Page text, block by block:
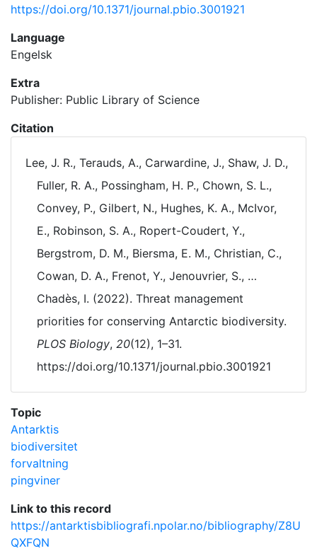
https://doi.org/10.1371/journal.pbio.3001921
Language
Engelsk
Extra
Publisher: Public Library of Science
Citation
Lee, J. R., Terauds, A., Carwardine, J., Shaw, J. D.,
Fuller, R. A., Possingham, H. P., Chown, S. L.,
Convey, P., Gilbert, N., Hughes, K. A., McIvor,
E., Robinson, S. A., Ropert-Coudert, Y.,
Bergstrom, D. M., Biersma, E. M., Christian, C.,
Cowan, D. A., Frenot, Y., Jenouvrier, S., …
Chadès, I. (2022). Threat management
priorities for conserving Antarctic biodiversity.
PLOS Biology, 20(12), 1–31.
https://doi.org/10.1371/journal.pbio.3001921
Topic
Antarktis
biodiversitet
forvaltning
pingviner
Link to this record
https://antarktisbibliografi.npolar.no/bibliography/Z8U
QXFQN